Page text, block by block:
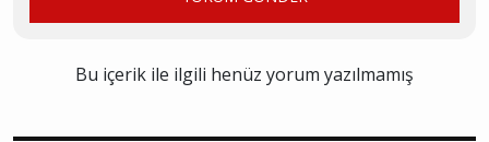
Bu içerik ile ilgili henüz yorum yazılmamış